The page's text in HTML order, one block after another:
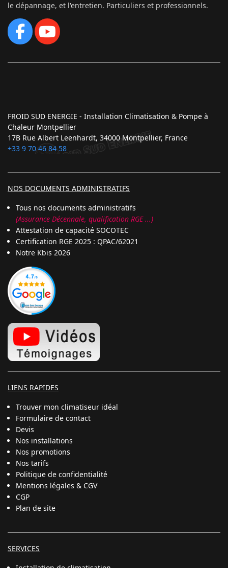
le dépannage, et l'entretien. Particuliers et professionnels.
FROID SUD ENERGIE - Installation Climatisation & Pompe à
Chaleur Montpellier
17B Rue Albert Leenhardt, 34000 Montpellier, France
+33 9 70 46 84 58
NOS DOCUMENTS ADMINISTRATIFS
Tous nos documents administratifs
(Assurance Décennale, qualification RGE ...)
Attestation de capacité SOCOTEC
Certification RGE 2025 : QPAC/62021
Notre Kbis 2026
LIENS RAPIDES
Trouver mon climatiseur idéal
Formulaire de contact
Devis
Nos installations
Nos promotions
Nos tarifs
Politique de confidentialité
Mentions légales & CGV
CGP
Plan de site
SERVICES